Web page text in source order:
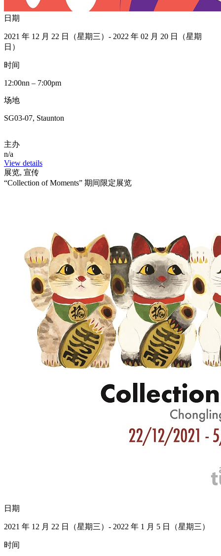
日期
2021 年 12 月 22 日（星期三）- 2022 年 02 月 20 日（星期
日）
时间
12:00nn – 7:00pm
场地
SG03-07, Staunton
主办
n/a
View details
展览, 宣传
“Collection of Moments” 期间限定展览
日期
2021 年 12 月 22 日（星期三）- 2022 年 1 月 5 日（星期三）
时间